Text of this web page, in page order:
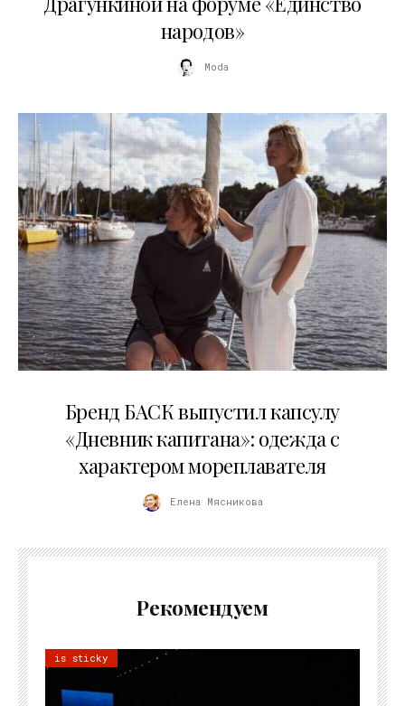
народов»
Moda
Бренд БАСК выпустил капсулу
«Дневник капитана»: одежда с
характером мореплавателя
Елена Мясникова
Рекомендуем
is sticky